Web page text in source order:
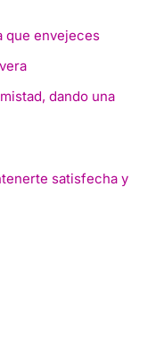
que envejeces
dando una
satisfecha y